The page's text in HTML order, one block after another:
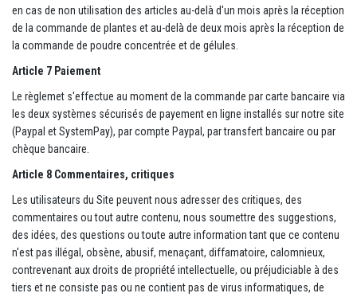
en cas de non utilisation des articles au-delà d'un mois après la réception
de la commande de plantes et au-delà de deux mois après la réception de
la commande de poudre concentrée et de gélules.
Article 7 Paiement
Le règlemet s'effectue au moment de la commande par carte bancaire via
les deux systèmes sécurisés de payement en ligne installés sur notre site
(Paypal et SystemPay), par compte Paypal, par transfert bancaire ou par
chèque bancaire.
Article 8 Commentaires, critiques
Les utilisateurs du Site peuvent nous adresser des critiques, des
commentaires ou tout autre contenu, nous soumettre des suggestions,
des idées, des questions ou toute autre information tant que ce contenu
n'est pas illégal, obsène, abusif, menaçant, diffamatoire, calomnieux,
contrevenant aux droits de propriété intellectuelle, ou préjudiciable à des
tiers et ne consiste pas ou ne contient pas de virus informatiques, de